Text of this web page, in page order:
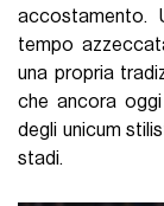
accostamento.
tempo
una propria
che ancora
degli unicum
stadi.